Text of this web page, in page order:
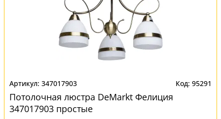
347017903 95291
Потолочная люстра DeMarkt Фелиция
347017903 простые